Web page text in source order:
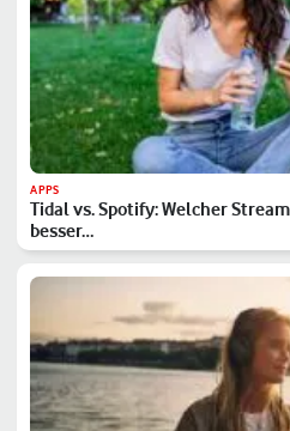
APPS
Tidal vs. Spotify: Welcher
besser…